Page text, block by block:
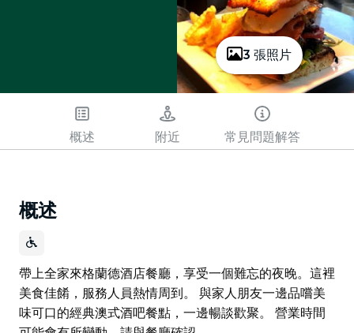
3 張照片
概述 附近 常見問題解答
概述
帶上全家來格蘭德酒店餐廳，享受一個難忘的夜晚。這裡
美食佳餚，服務人員熱情周到。 與家人朋友一邊品嚐美
味可口的經典澳式酒吧餐點，一邊暢談歡聚。 營業時間